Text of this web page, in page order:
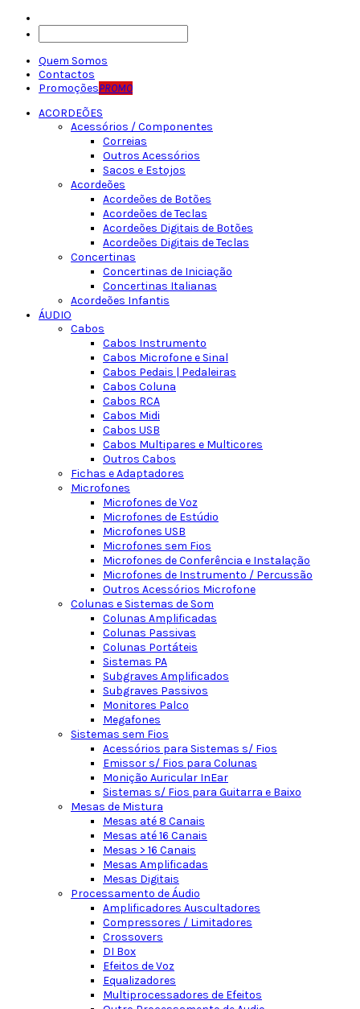
Quem Somos
Contactos
PromoçõesPROMO
ACORDEÕES
Acessórios / Componentes
Correias
Outros Acessórios
Sacos e Estojos
Acordeões
Acordeões de Botões
Acordeões de Teclas
Acordeões Digitais de Botões
Acordeões Digitais de Teclas
Concertinas
Concertinas de Iniciação
Concertinas Italianas
Acordeões Infantis
ÁUDIO
Cabos
Cabos Instrumento
Cabos Microfone e Sinal
Cabos Pedais | Pedaleiras
Cabos Coluna
Cabos RCA
Cabos Midi
Cabos USB
Cabos Multipares e Multicores
Outros Cabos
Fichas e Adaptadores
Microfones
Microfones de Voz
Microfones de Estúdio
Microfones USB
Microfones sem Fios
Microfones de Conferência e Instalação
Microfones de Instrumento / Percussão
Outros Acessórios Microfone
Colunas e Sistemas de Som
Colunas Amplificadas
Colunas Passivas
Colunas Portáteis
Sistemas PA
Subgraves Amplificados
Subgraves Passivos
Monitores Palco
Megafones
Sistemas sem Fios
Acessórios para Sistemas s/ Fios
Emissor s/ Fios para Colunas
Monição Auricular InEar
Sistemas s/ Fios para Guitarra e Baixo
Mesas de Mistura
Mesas até 8 Canais
Mesas até 16 Canais
Mesas > 16 Canais
Mesas Amplificadas
Mesas Digitais
Processamento de Áudio
Amplificadores Auscultadores
Compressores / Limitadores
Crossovers
DI Box
Efeitos de Voz
Equalizadores
Multiprocessadores de Efeitos